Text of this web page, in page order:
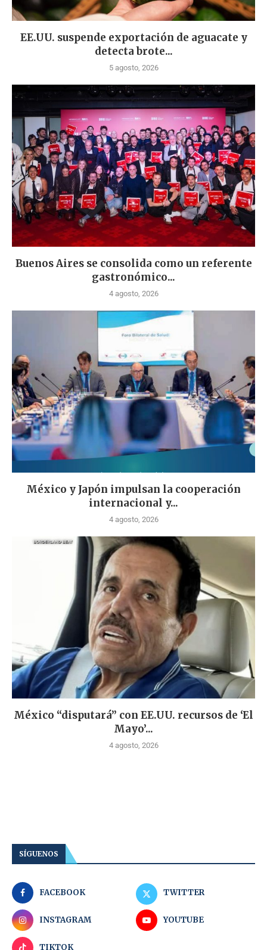
EE.UU. suspende exportación de aguacate y
detecta brote...
5 agosto, 2026
Buenos Aires se consolida como un referente
gastronómico...
4 agosto, 2026
México y Japón impulsan la cooperación
internacional y...
4 agosto, 2026
México “disputará” con EE.UU. recursos de ‘El
Mayo’...
4 agosto, 2026
SÍGUENOS
FACEBOOK TWITTER
INSTAGRAM YOUTUBE
TIKTOK